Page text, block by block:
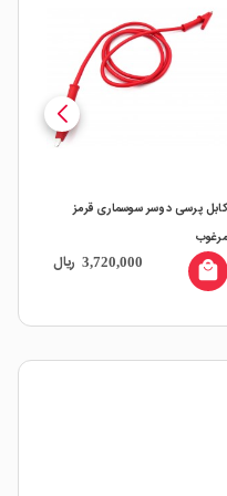
کابل - پراب تست و منبع تغذیه
پرسی مرغوب مشکی
3,400,000 local_mall